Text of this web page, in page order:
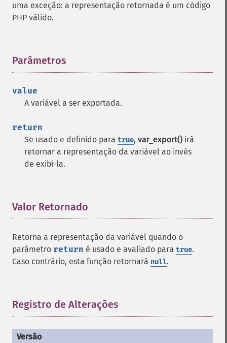
uma exceção: a representação retornada é um código
PHP válido.
Parâmetros
value
A variável a ser exportada.
return
Se usado e definido para true, var_export() irá
retornar a representação da variável ao invés
de exibí-la.
Valor Retornado
Retorna a representação da variável quando o
parâmetro return é usado e avaliado para true.
Caso contrário, esta função retornará null.
Registro de Alterações